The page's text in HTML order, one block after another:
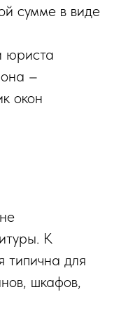
сумме в виде
юриста
–
окон
К
типична для
шкафов,